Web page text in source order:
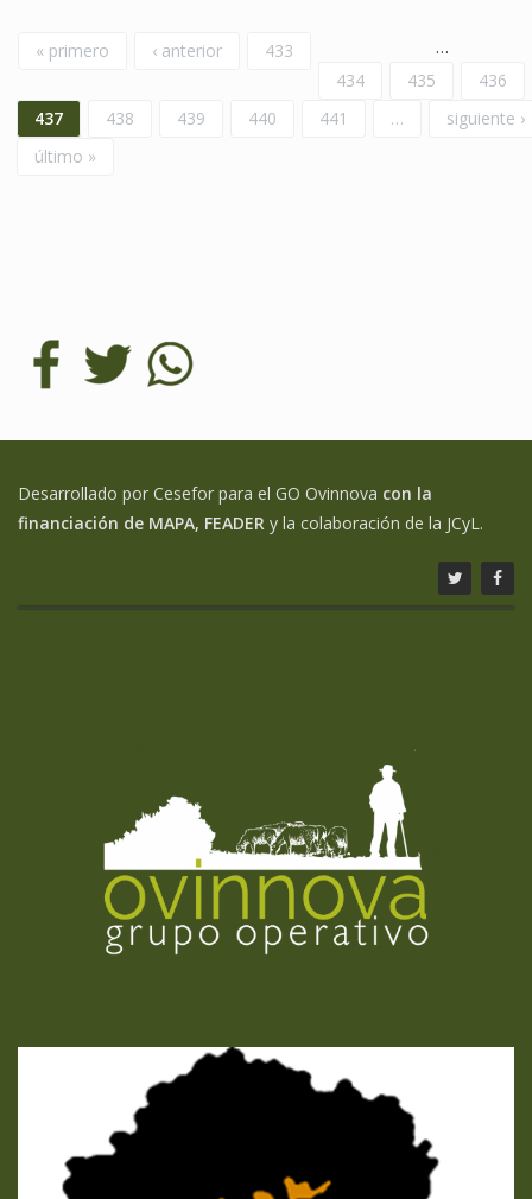
Páginas
« primero ‹ anterior …
433
434
435
436
437
438 439 440 441 …
siguiente ›
último »
Desarrollado por Cesefor para el GO Ovinnova con la
financiación de MAPA, FEADER y la colaboración de la JCyL.